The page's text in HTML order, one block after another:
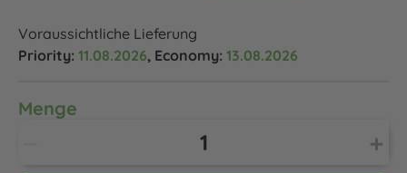
Voraussichtliche Lieferung
Priority: 11.08.2026, Economy: 13.08.2026
Menge